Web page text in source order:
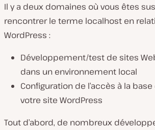
Il y a deux domaines où vous êtes
rencontrer le terme localhost en
WordPress :
Développement/test de sites
dans un environnement local
Configuration de l’accès à la
votre site WordPress
Tout d’abord, de nombreux